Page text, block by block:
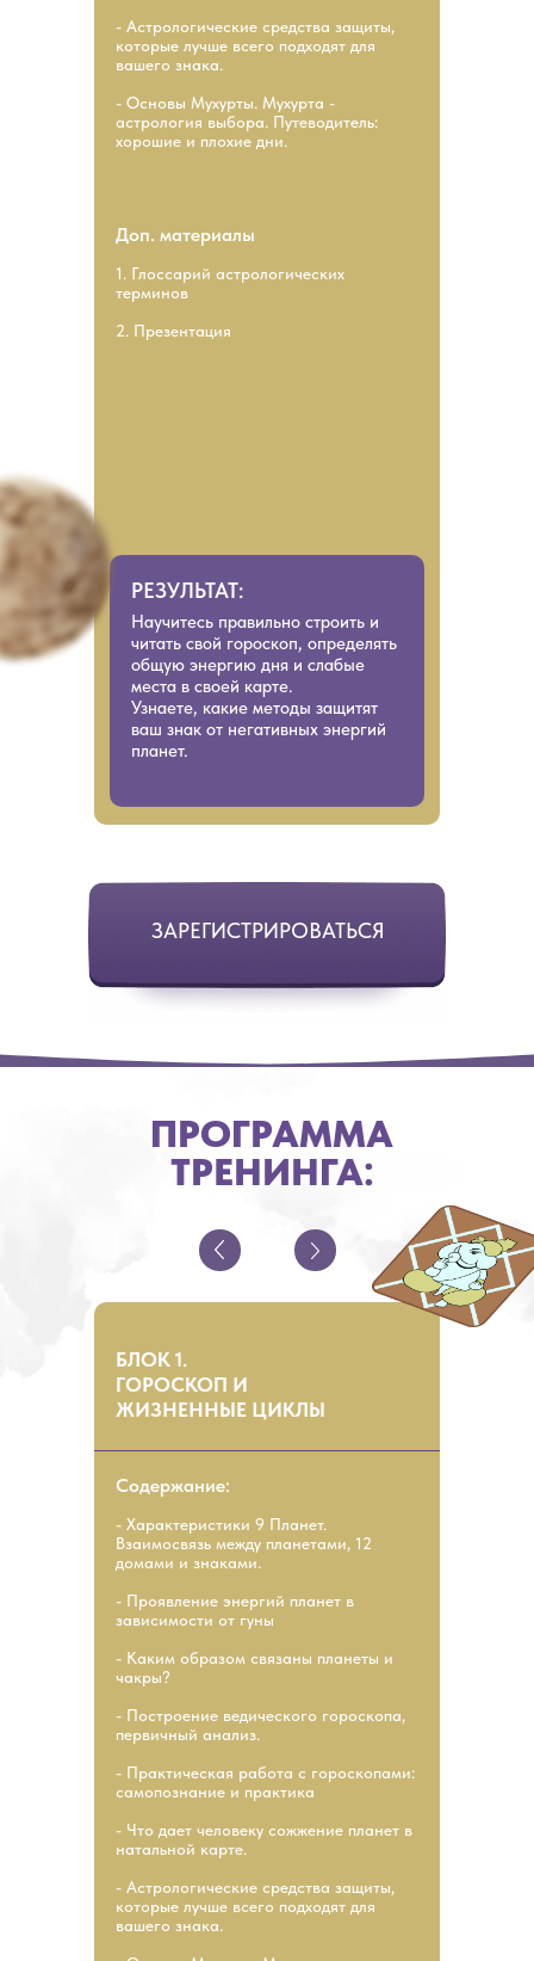
ЗАРЕГИСТРИРОВАТЬСЯ
- Астрологические средства защиты,
которые лучше всего подходят для
вашего знака.
- Основы Мухурты. Мухурта -
астрология выбора. Путеводитель:
хорошие и плохие дни.
1. Глоссарий астрологических
терминов
2. Презентация
Доп. материалы
РЕЗУЛЬТАТ:
Научитесь правильно строить и
читать свой гороскоп, определять
общую энергию дня и слабые
места в своей карте.
Узнаете, какие методы защитят
ваш знак от негативных энергий
планет.
ПРОГРАММА
ТРЕНИНГА:
БЛОК 1.
ГОРОСКОП И
ЖИЗНЕННЫЕ ЦИКЛЫ
Содержание:
- Характеристики 9 Планет.
Взаимосвязь между планетами, 12
домами и знаками.
- Проявление энергий планет в
зависимости от гуны
- Каким образом связаны планеты и
чакры?
- Построение ведического гороскопа,
первичный анализ.
- Практическая работа с гороскопами:
cамопознание и практика
- Что дает человеку сожжение планет в
натальной карте.
- Астрологические средства защиты,
которые лучше всего подходят для
вашего знака.